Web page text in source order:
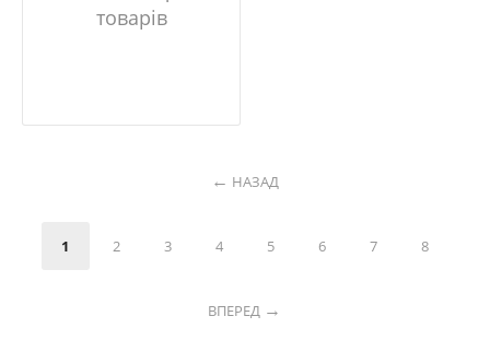
товарів
НАЗАД
1 2 3 4 5 6 7 8
ВПЕРЕД